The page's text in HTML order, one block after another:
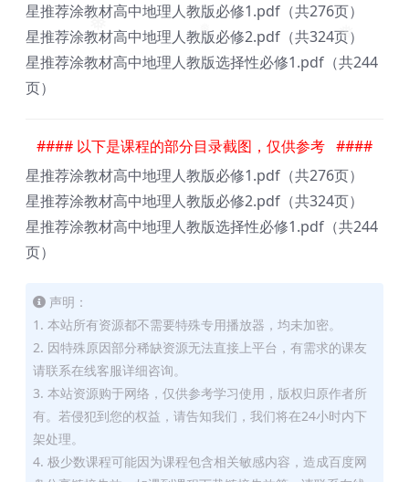
❅ ❅
❅
星推荐涂教材高中地理人教版必修1.pdf（共276页）
星推荐涂教材高中地理人教版必修2.pdf（共324页）
星推荐涂教材高中地理人教版选择性必修1.pdf（共244
页）
#### 以下是课程的部分目录截图，仅供参考 ####
星推荐涂教材高中地理人教版必修1.pdf（共276页）
星推荐涂教材高中地理人教版必修2.pdf（共324页）
星推荐涂教材高中地理人教版选择性必修1.pdf（共244
页）
声明：
1. 本站所有资源都不需要特殊专用播放器，均未加密。
2. 因特殊原因部分稀缺资源无法直接上平台，有需求的课友
请联系在线客服详细咨询。
3. 本站资源购于网络，仅供参考学习使用，版权归原作者所
有。若侵犯到您的权益，请告知我们，我们将在24小时内下
架处理。
4. 极少数课程可能因为课程包含相关敏感内容，造成百度网